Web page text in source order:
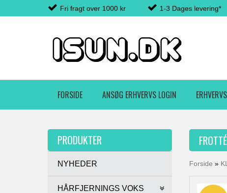
Fri fragt over 1000 kr 1-3 Dages levering*
FORSIDE ANSØG ERHVERVS LOGIN
PRODUKTER
NYHEDER
HÅRFJERNINGS VOKS
Forside »